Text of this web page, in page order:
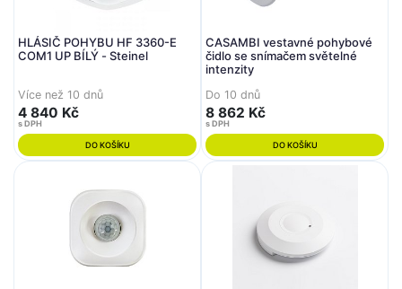
HLÁSIČ POHYBU HF 3360-E
COM1 UP BÍLÝ - Steinel
Více než 10 dnů
4 840 Kč
s DPH
DO KOŠÍKU
CASAMBI vestavné pohybové
čidlo se snímačem světelné
intenzity
Do 10 dnů
8 862 Kč
s DPH
DO KOŠÍKU